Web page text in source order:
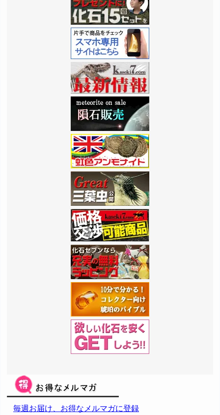
毎週お届け、お得なメルマガに登録